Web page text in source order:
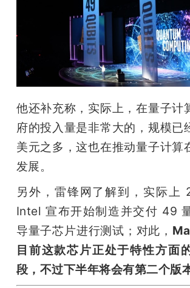
他还补充称，实际上，在量子计
府的投入量是非常大的，规模已
美元之多，这也在推动量子计算
发展。
另外，雷锋网了解到，实际上
Intel 宣布开始制造并交付 49
导量子芯片进行测试；对此，
目前这款芯片正处于特性方面
段，不过下半年将会有第二个版本